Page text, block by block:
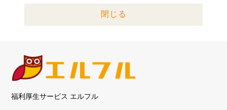
閉じる
福利厚生サービス エルフル